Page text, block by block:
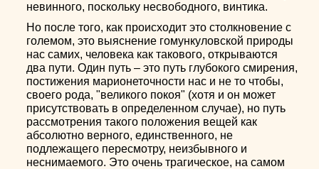
невинного, поскольку несвободного, винтика.
Но после того, как происходит это столкновение с
големом, это выяснение гомункуловской природы
нас самих, человека как такового, открываются
два пути. Один путь – это путь глубокого смирения,
постижения марионеточности нас и не то чтобы,
своего рода, "великого покоя" (хотя и он может
присутствовать в определенном случае), но путь
рассмотрения такого положения вещей как
абсолютно верного, единственного, не
подлежащего пересмотру, неизбывного и
неснимаемого. Это очень трагическое, на самом